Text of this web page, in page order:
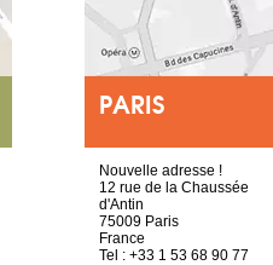
PARIS
Nouvelle adresse !
12 rue de la Chaussée
d'Antin
75009 Paris
France
Tel : +33 1 53 68 90 77